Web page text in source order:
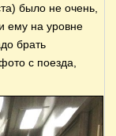
было не очень,
ему на уровне
брать
с поезда,